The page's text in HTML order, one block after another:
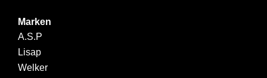
Marken
A.S.P
Lisap
Welker